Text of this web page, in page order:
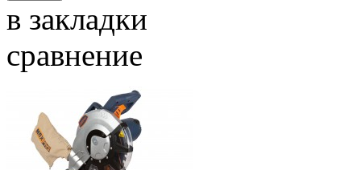
в закладки
сравнение